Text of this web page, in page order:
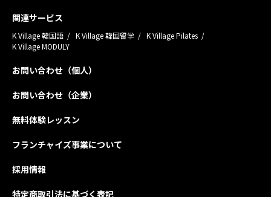
関連サービス
K Village 韓国語 K Village 韓国留学
K Village Pilates
K Village MODULY
お問い合わせ（個人）
お問い合わせ（企業）
無料体験レッスン
フランチャイズ事業について
採用情報
特定商取引法に基づく表記